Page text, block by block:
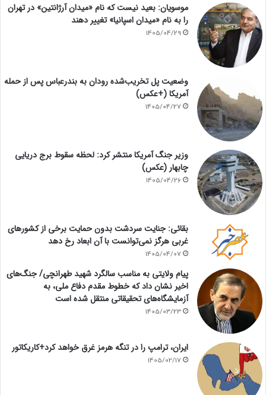
موسویان: بعید نیست که نام «میدان آرژانتین» در تهران
را به نام «میدان اسپانیا» تغییر دهند
1405/04/29
وضعیت پل تخریب‌شده رودان به بندرعباس پس از حمله
آمریکا (+عکس)
1405/04/27
وزیر جنگ آمریکا منتشر کرد: لحظه سقوط برج دریایی
چابهار (عکس)
1405/04/26
بقائی: جنایت سردشت بدون حمایت برخی از کشورهای
غربی هرگز نمی‌توانست با آن ابعاد رخ دهد
1405/04/07
پیام ولایتی به مناسب سالگرد شهید طهرانچی/ جنگ‌های
اخیر نشان داد که خطوط مقدم دفاع ملی، به
آزمایشگاه‌های تحقیقاتی منتقل شده است
1405/03/23
ایران، ترامپ را در تنگه هرمز غرق خواهد کرد+کاریکاتور
1405/02/17